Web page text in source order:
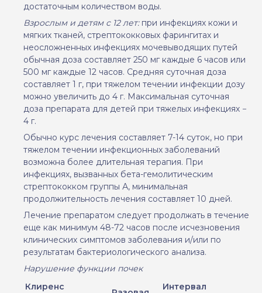
достаточным количеством воды.
Взрослым и детям с12 лет:при инфекциях кожи и
мягких тканей, стрептококковых фарингитах и
неосложненных инфекциях мочевыводящих путей
обычная доза составляет 250 мг каждые 6 часов или
500 мг каждые 12 часов. Средняя суточная доза
составляет 1 г, при тяжелом течении инфекции дозу
можно увеличить до 4 г. Максимальная суточная
доза препарата для детей при тяжелых инфекциях −
4 г.
Обычно курс лечения составляет 7-14 суток, но при
тяжелом течении инфекционных заболеваний
возможна более длительная терапия. При
инфекциях, вызванных бета-гемолитическим
стрептококком группы А, минимальная
продолжительность лечения составляет 10 дней.
Лечение препаратом следует продолжать в течение
еще как минимум 48-72 часов после исчезновения
клинических симптомов заболевания и/или по
результатам бактериологического анализа.
Нарушение функции почек
Клиренс
Интервал